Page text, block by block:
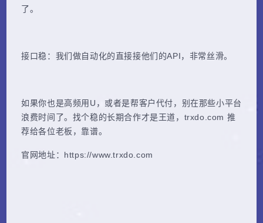
了。
接口稳：我们做自动化的直接接他们的API，非常丝滑。
如果你也是高频用U，或者是帮客户代付，别在那些小平台
浪费时间了。找个稳的长期合作才是王道，trxdo.com 推
荐给各位老板，靠谱。
官网地址：https://www.trxdo.com